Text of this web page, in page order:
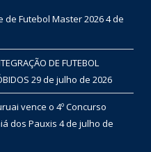
de Futebol Master 20264 de
DE FUTEBOL
29 de julho de 2026
vence o 4º Concurso
dos Pauxis 4 de julho de